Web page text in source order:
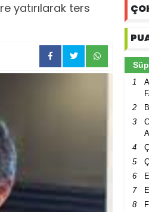
yatırılarak ters
1
2
3
4
5
6
7
8